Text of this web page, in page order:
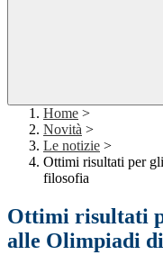
Home >
Novità >
Le notizie >
Ottimi risultati per
filosofia
Ottimi risultati
alle Olimpiadi